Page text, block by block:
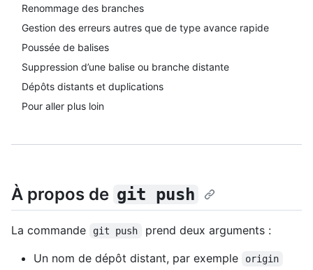
Renommage des branches
Gestion des erreurs autres que de type avance rapide
Poussée de balises
Suppression d’une balise ou branche distante
Dépôts distants et duplications
Pour aller plus loin
À propos de git push
La commande git push
prend deux arguments :
Un nom de dépôt distant, par exemple
origin